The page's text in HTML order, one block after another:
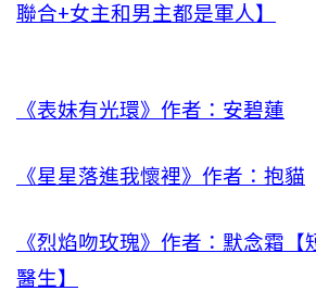
聯合+女主和男主都是軍人】
《表妹有光環》作者：安碧蓮
《星星落進我懷裡》作者：抱貓
《烈焰吻玫瑰》作者：默念霜
醫生】